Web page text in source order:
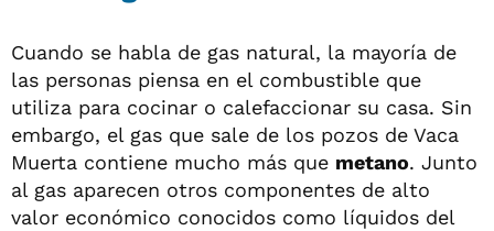
Cuando se habla de gas natural, la mayoría de
las personas piensa en el combustible que
utiliza para cocinar o calefaccionar su casa. Sin
embargo, el gas que sale de los pozos de Vaca
Muerta contiene mucho más que metano. Junto
al gas aparecen otros componentes de alto
valor económico conocidos como líquidos del